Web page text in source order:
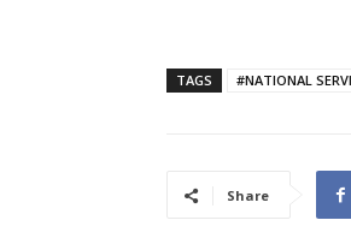
TAGS #NATIONAL
Share